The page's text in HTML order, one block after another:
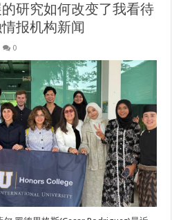
研究如何改变了我看待
报机构新闻
0